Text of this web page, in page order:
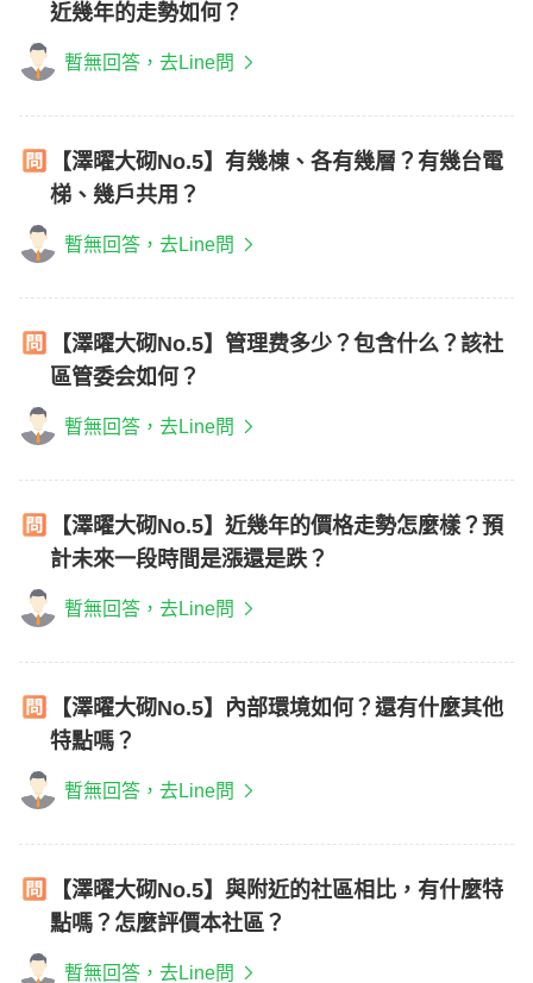
近幾年的走勢如何？
暫無回答，去Line問
【澤曜大砌No.5】有幾棟、各有幾層？有幾台電
梯、幾戶共用？
暫無回答，去Line問
【澤曜大砌No.5】管理费多少？包含什么？該社
區管委会如何？
暫無回答，去Line問
【澤曜大砌No.5】近幾年的價格走勢怎麼樣？預
計未來一段時間是漲還是跌？
暫無回答，去Line問
【澤曜大砌No.5】內部環境如何？還有什麼其他
特點嗎？
暫無回答，去Line問
【澤曜大砌No.5】與附近的社區相比，有什麼特
點嗎？怎麼評價本社區？
暫無回答，去Line問